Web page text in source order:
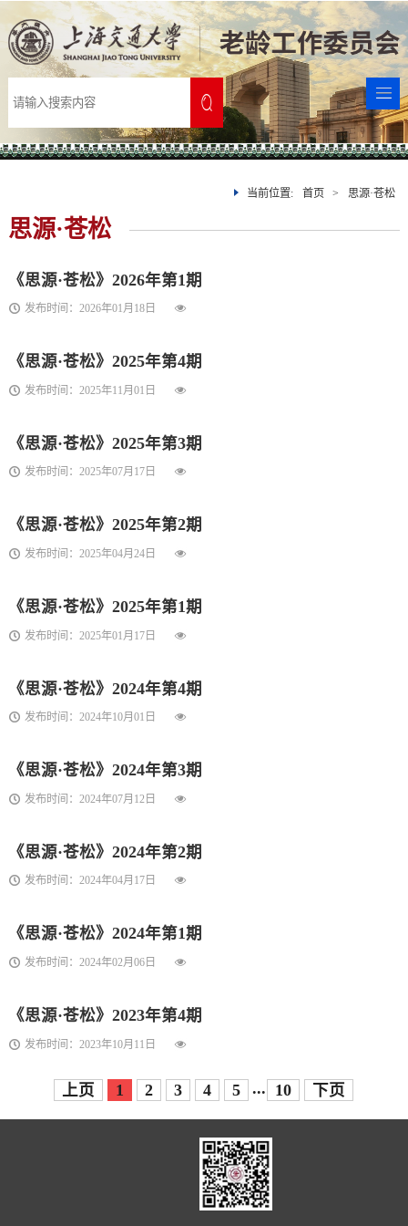
当前位置: 首页 > 思源·苍松
思源·苍松
《思源·苍松》2026年第1期
发布时间：2026年01月18日
《思源·苍松》2025年第4期
发布时间：2025年11月01日
《思源·苍松》2025年第3期
发布时间：2025年07月17日
《思源·苍松》2025年第2期
发布时间：2025年04月24日
《思源·苍松》2025年第1期
发布时间：2025年01月17日
《思源·苍松》2024年第4期
发布时间：2024年10月01日
《思源·苍松》2024年第3期
发布时间：2024年07月12日
《思源·苍松》2024年第2期
发布时间：2024年04月17日
《思源·苍松》2024年第1期
发布时间：2024年02月06日
《思源·苍松》2023年第4期
发布时间：2023年10月11日
上页 1 2 3 4 5 ... 10 下页
首
页
老
龄
委
绍
通
知
告
新
聚
策
章
党
活
论
究
服
指
彩
活
信
采
源
苍